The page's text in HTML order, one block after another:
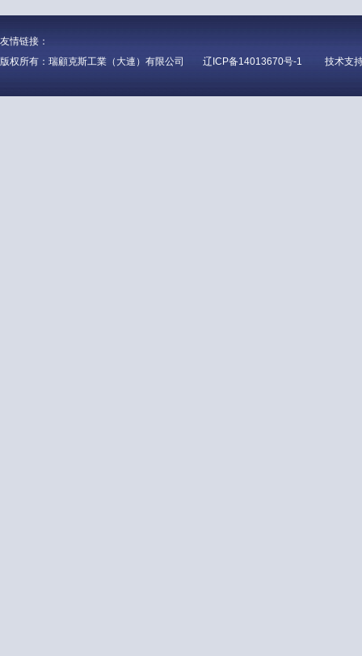
友情链接：
版权所有：瑞顧克斯工業（大連）有限公司
辽ICP备14013670号-1 技术支